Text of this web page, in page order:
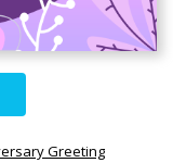
Greeting